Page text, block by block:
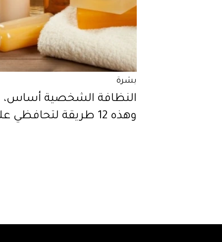
بشرة
النظافة الشخصية أساس،
وهذه 12 طريقة لتحافظي عليها